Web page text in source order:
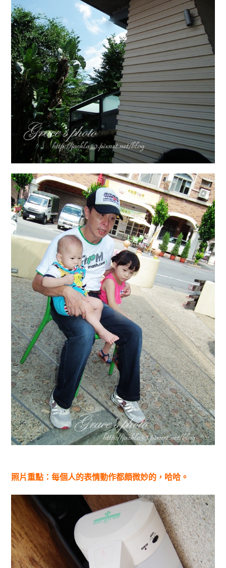
照片重點：每個人的表情動作都頗微妙的，哈哈。